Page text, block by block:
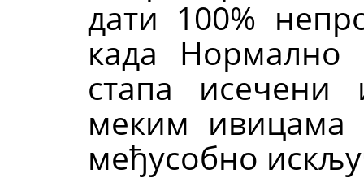
дати 100%
када
стапа исечени
меким ивицама
међусобно